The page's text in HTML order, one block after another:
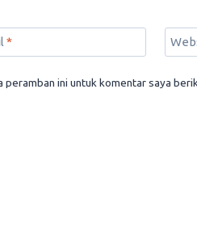
*
peramban ini untuk komentar saya